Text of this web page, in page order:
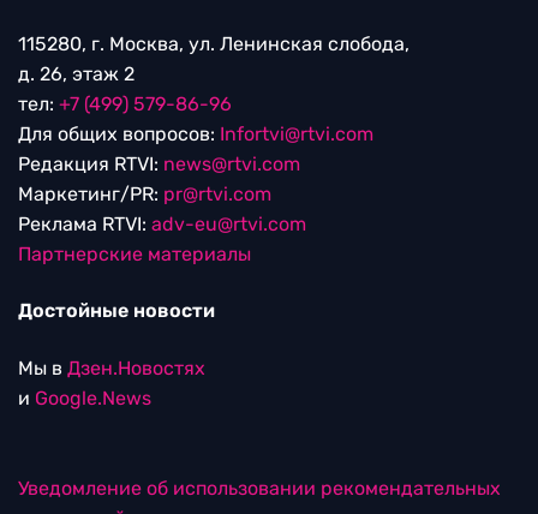
115280, г. Москва, ул. Ленинская слобода,
д. 26, этаж 2
тел: +7 (499) 579-86-96
Для общих вопросов: Infortvi@rtvi.com
Редакция RTVI: news@rtvi.com
Маркетинг/PR: pr@rtvi.com
Реклама RTVI: adv-eu@rtvi.com
Партнерские материалы
Достойные новости
Мы в Дзен.Новостях
и Google.News
Уведомление об использовании рекомендательных